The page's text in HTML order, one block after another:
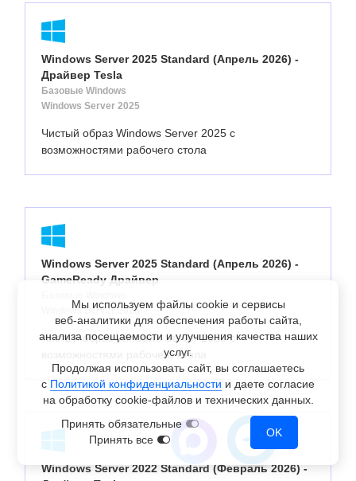
Windows Server 2025 Standard (Апрель 2026) -
Драйвер Tesla
Базовые Windows
Windows Server 2025
Чистый образ Windows Server 2025 с
возможностями рабочего стола
Windows Server 2025 Standard (Апрель 2026) -
GameReady Драйвер
Windows Server 2025
Чистый образ Windows Server 2025 с
возможностями рабочего стола
Windows Server 2022 Standard (Февраль 2026) -
Мы используем файлы cookie и сервисы
веб-аналитики для обеспечения работы сайта,
анализа посещаемости и улучшения качества наших
услуг.
Продолжая использовать сайт, вы соглашаетесь
с Политикой конфиденциальности и даете согласие
на обработку cookie-файлови технических данных.
Принять обязательные
Принять все
OK